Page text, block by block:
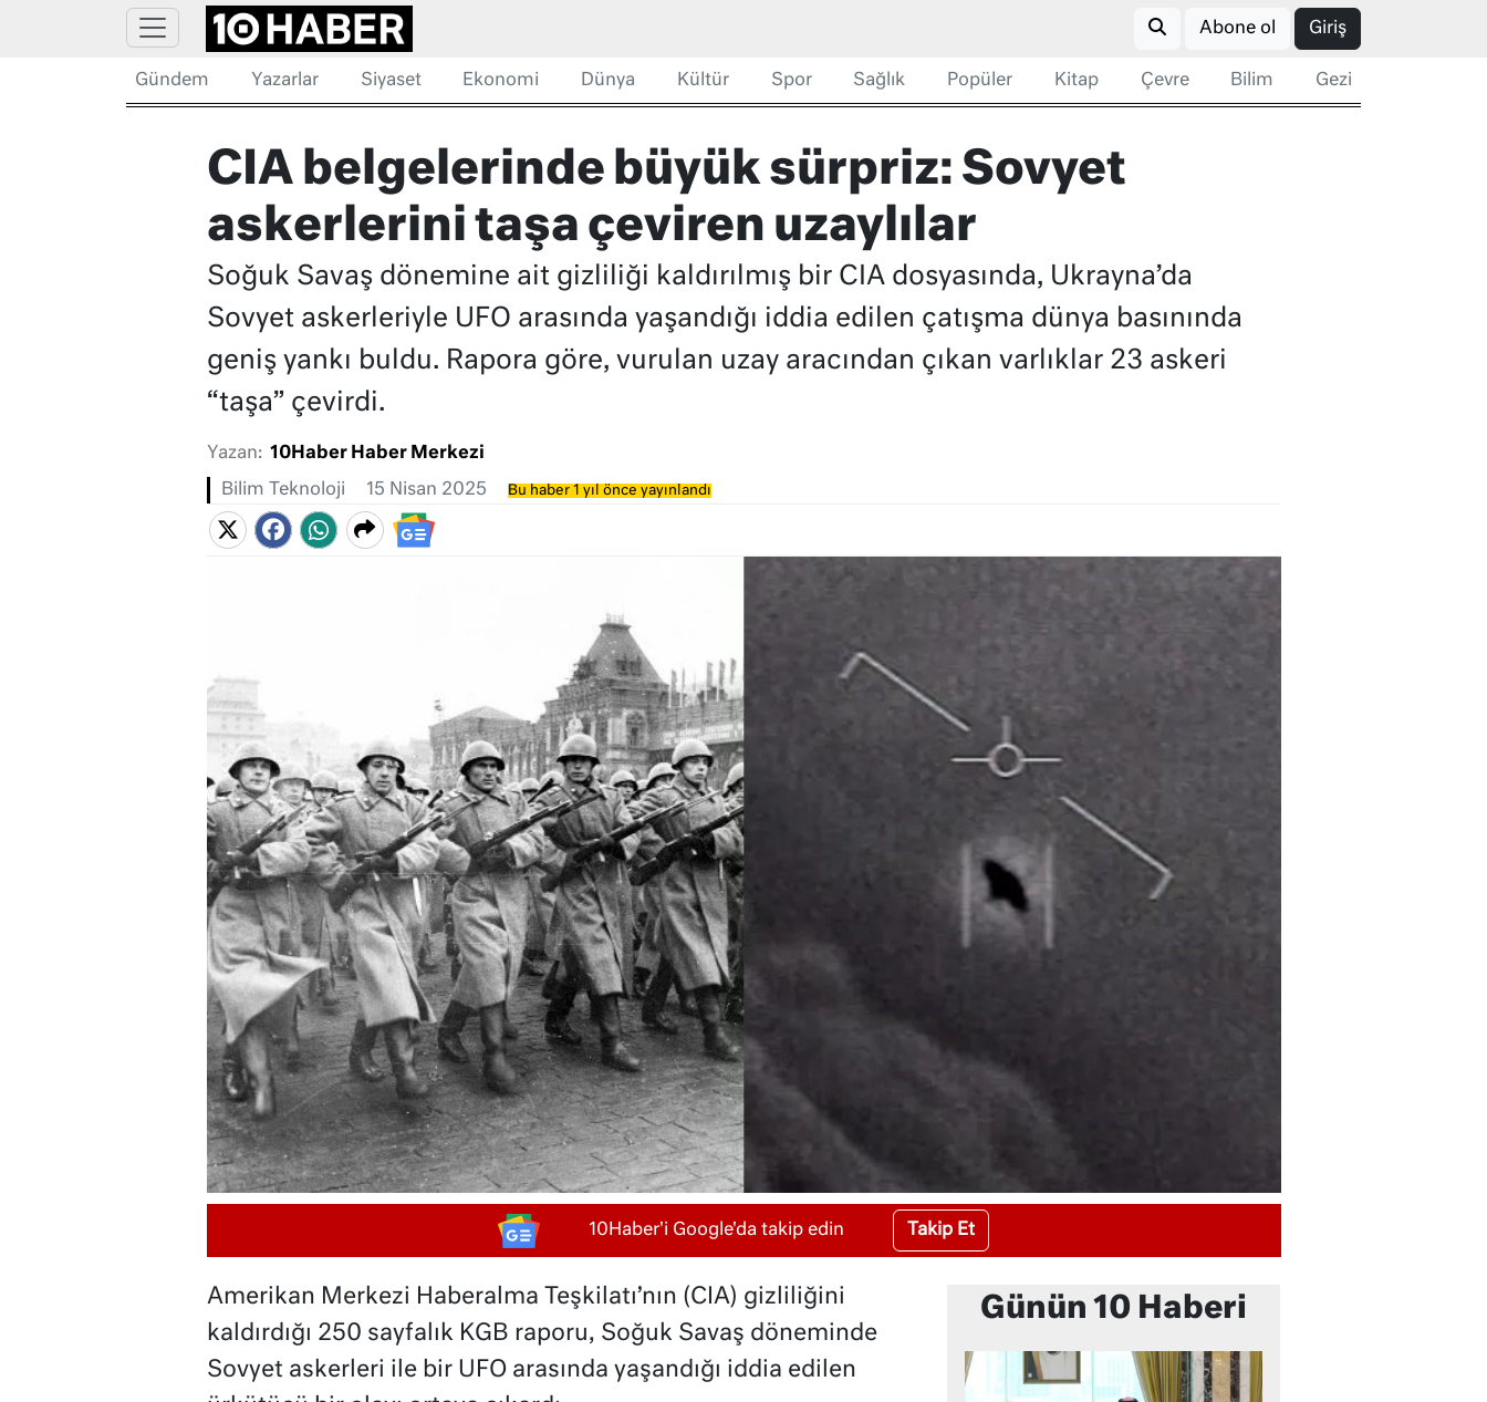
Abone ol Giriş
Gündem Yazarlar Siyaset Ekonomi Dünya Kültür Spor Sağlık Popüler Kitap Çevre Bilim Gezi
CIA belgelerinde büyük sürpriz: Sovyet
askerlerini taşa çeviren uzaylılar
Soğuk Savaş dönemine ait gizliliği kaldırılmış bir CIA dosyasında, Ukrayna’da
Sovyet askerleriyle UFO arasında yaşandığı iddia edilen çatışma dünya basınında
geniş yankı buldu. Rapora göre, vurulan uzay aracından çıkan varlıklar 23 askeri
“taşa” çevirdi.
Yazan: 10Haber Haber Merkezi
Bilim Teknoloji 15 Nisan 2025 Bu haber 1 yıl önce yayınlandı
10Haber'i Google'da takip edin Takip Et
Amerikan Merkezi Haberalma Teşkilatı’nın (CIA) gizliliğini
kaldırdığı 250 sayfalık KGB raporu, Soğuk Savaş döneminde
Sovyet askerleri ile bir UFO arasında yaşandığı iddia edilen
Günün 10 Haberi